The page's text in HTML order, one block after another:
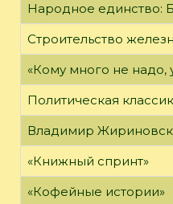
Народное единство:
Строительство
«Кому много не надо,
Политическая
Владимир
«Книжный спринт»
«Кофейные истории»